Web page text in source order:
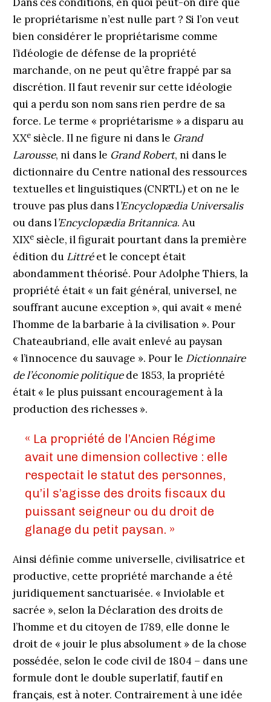
le propriétarisme n’est nulle part ? Si l’on veut
bien considérer le propriétarisme comme
l’idéologie de défense de la propriété
marchande, on ne peut qu’être frappé par sa
discrétion. Il faut revenir sur cette idéologie
qui a perdu son nom sans rien perdre de sa
force. Le terme « propriétarisme » a disparu au
XXesiècle. Il ne figure ni dans le Grand
Larousse, ni dans le Grand Robert, ni dans le
dictionnaire du Centre national des ressources
textuelles et linguistiques (CNRTL) et on ne le
trouve pas plus dans l’Encyclopædia Universalis
ou dans l’Encyclopædia Britannica. Au
XIXesiècle, il figurait pourtant dans la première
édition du Littréet le concept était
abondamment théorisé. Pour Adolphe Thiers, la
propriété était « un fait général, universel, ne
souffrant aucune exception », qui avait « mené
l’homme de la barbarie à la civilisation ». Pour
Chateaubriand, elle avait enlevé au paysan
« l’innocence du sauvage ». Pour le Dictionnaire
de l’économie politiquede 1853, la propriété
était « le plus puissant encouragement à la
production des richesses ».
« La propriété de l’Ancien Régime
avait une dimension collective : elle
respectait le statut des personnes,
qu’il s’agisse des droits fiscaux du
puissant seigneur ou du droit de
glanage du petit paysan. »
Ainsi définie comme universelle, civilisatrice et
productive, cette propriété marchande a été
juridiquement sanctuarisée. « Inviolable et
sacrée », selon la Déclaration des droits de
l’homme et du ci­toyen de 1789, elle donne le
droit de « jouir le plus absolument » de la chose
possédée, selon le code civil de 1804 – dans une
formule dont le double superlatif, fautif en
français, est à noter. Contrairement à une idée